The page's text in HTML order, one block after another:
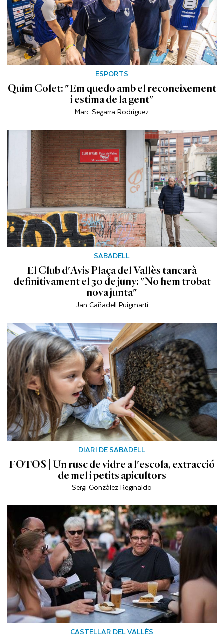
ESPORTS
Quim Colet: "Em quedo amb el reconeixement
i estima de la gent"
Marc Segarra Rodríguez
SABADELL
El Club d'Avis Plaça del Vallès tancarà
definitivament el 30 de juny: "No hem trobat
nova junta"
Jan Cañadell Puigmartí
DIARI DE SABADELL
FOTOS | Un rusc de vidre a l'escola, extracció
de mel i petits apicultors
Sergi Gonzàlez Reginaldo
CASTELLAR DEL VALLÈS